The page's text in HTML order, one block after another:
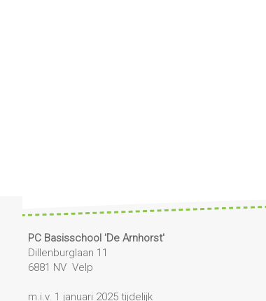
PC Basisschool 'De Arnhorst'
Dillenburglaan 11
6881 NV Velp
m.i.v. 1 januari 2025 tijdelijk